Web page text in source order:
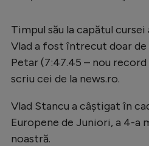
Timpul său la capătul
Vlad a fost întrecut doar
Petar (7:47.45 – nou
scriu cei de la news.ro.
Vlad Stancu a câștigat în
Europene de Juniori, a 4-a
noastră.